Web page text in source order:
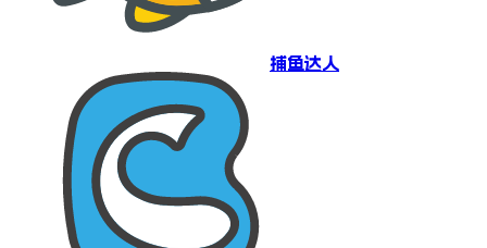
捕鱼达人